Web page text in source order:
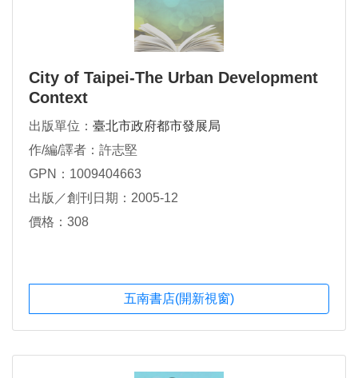
City of Taipei-The Urban Development
Context
出版單位： 臺北市政府都市發展局
作/編/譯者：許志堅
GPN：1009404663
出版／創刊日期：2005-12
價格：308
五南書店(開新視窗)